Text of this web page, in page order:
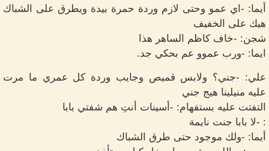
أيما: -اي عمو وحتى لازم وردة حمرة بيدة ويطرق على الشباك
هيك على الخفيف
شجن: -خاف كاظم الساهر هذا
ايما: -ورب عموو عم بحكي جد.
علي: -جني؟ ولابس قميص وجايب وردة كل عمري ما مرت
عليه منيلينا هيج جني
التفتت عليه بستفهام: -أسينات أنتِ هم شفتي بابا
: -لا بابا جنت نايمة
أيما: -ولك موجود حتى طرق الشباك